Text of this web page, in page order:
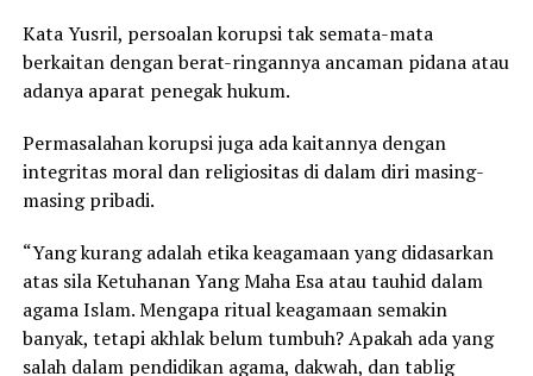
Kata Yusril, persoalan korupsi tak semata-mata
berkaitan dengan berat-ringannya ancaman pidana atau
adanya aparat penegak hukum.
Permasalahan korupsi juga ada kaitannya dengan
integritas moral dan religiositas di dalam diri masing-
masing pribadi.
“Yang kurang adalah etika keagamaan yang didasarkan
atas sila Ketuhanan Yang Maha Esa atau tauhid dalam
agama Islam. Mengapa ritual keagamaan semakin
banyak, tetapi akhlak belum tumbuh? Apakah ada yang
salah dalam pendidikan agama, dakwah, dan tablig